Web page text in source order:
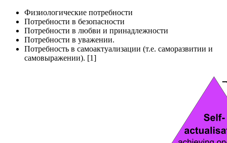
Физиологические потребности
Потребности в безопасности
Потребности в любви и принадлежности
Потребности в уважении.
Потребность в самоактуализации (т.е. саморазвитии и
самовыражении). [1]